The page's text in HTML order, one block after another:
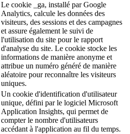
Le cookie _ga, installé par Google
Analytics, calcule les données des
visiteurs, des sessions et des campagnes
et assure également le suivi de
l'utilisation du site pour le rapport
d'analyse du site. Le cookie stocke les
informations de manière anonyme et
attribue un numéro généré de manière
aléatoire pour reconnaître les visiteurs
uniques.
Un cookie d'identification d'utilisateur
unique, défini par le logiciel Microsoft
Application Insights, qui permet de
compter le nombre d'utilisateurs
accédant à l'application au fil du temps.